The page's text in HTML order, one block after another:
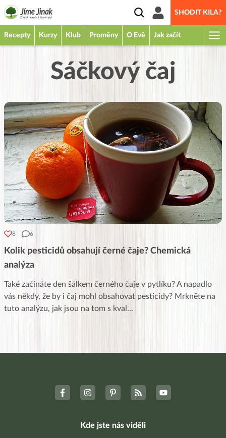
SHODIT KILA?
Recepty Kurzy Klub Proměny O Evě Jak začít
Sáčkový čaj
8 6
Kolik pesticidů obsahují černé čaje? Chemická
analýza
Také začínáte den šálkem černého čaje v pytlíku? A napadlo
vás někdy, že by i čaj mohl obsahovat pesticidy? Mrkněte na
tuto analýzu, jak jsou na tom s kval ...
Kde jste nás viděli